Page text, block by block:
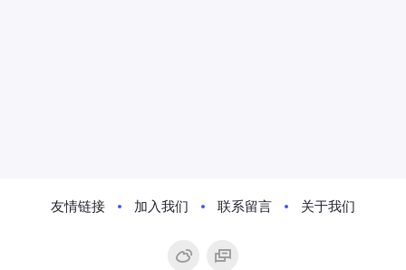
友情链接 加入我们 联系留言 关于我们